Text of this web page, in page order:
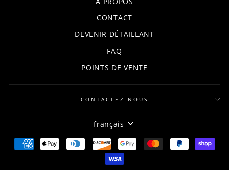
CONTACT
DEVENIR DÉTAILLANT
FAQ
POINTS DE VENTE
CONTACTEZ-NOUS
LANGUE
français